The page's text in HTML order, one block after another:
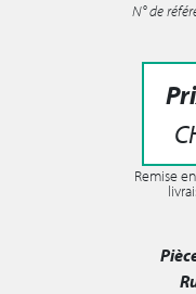
N° de
Remise